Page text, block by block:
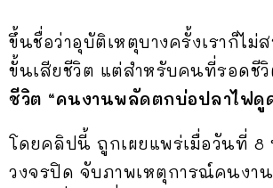
ขึ้นชื่อว่าอุบัติเหตุบางครั้งเราก็ไม่
ขั้นเสียชีวิต แต่สำหรับคนที่รอดชี
ชีวิต “คนงานพลัดตกบ่อปลาไฟดู
โดยคลิปนี้ ถูกเผยแพร่เมื่อวันที่
วงจรปิด จับภาพเหตุการณ์คนงา